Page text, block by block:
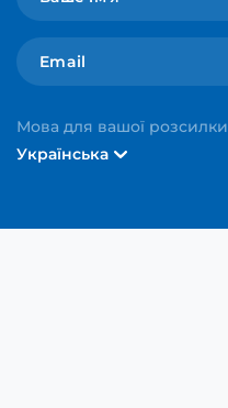
Мова для вашої розсилки
Українська